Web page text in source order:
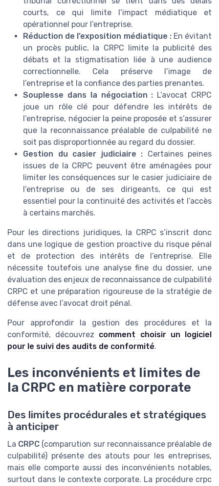
courts, ce qui limite l’impact médiatique et
opérationnel pour l’entreprise.
Réduction de l’exposition médiatique :En évitant
un procès public, la CRPC limite la publicité des
débats et la stigmatisation liée à une audience
correctionnelle. Cela préserve l’image de
l’entreprise et la confiance des parties prenantes.
Souplesse dans la négociation : L’avocat CRPC
joue un rôle clé pour défendre les intérêts de
l’entreprise, négocier la peine proposée et s’assurer
que la reconnaissance préalable de culpabilité ne
soit pas disproportionnée au regard du dossier.
Gestion du casier judiciaire : Certaines peines
issues de la CRPC peuvent être aménagées pour
limiter les conséquences sur le casier judiciaire de
l’entreprise ou de ses dirigeants, ce qui est
essentiel pour la continuité des activités et l’accès
à certains marchés.
Pour les directions juridiques, la CRPC s’inscrit donc
dans une logique de gestion proactive du risque pénal
et de protection des intérêts de l’entreprise. Elle
nécessite toutefois une analyse fine du dossier, une
évaluation des enjeux de reconnaissance de culpabilité
CRPC et une préparation rigoureuse de la stratégie de
défense avec l’avocat droit pénal.
Pour approfondir la gestion des procédures et la
conformité, découvrez comment choisir un logiciel
pour le suivi des audits de conformité.
Les inconvénients et limites de
la CRPC en matière corporate
Des limites procédurales et stratégiques
à anticiper
La CRPC (comparution sur reconnaissance préalable de
culpabilité) présente des atouts pour les entreprises,
mais elle comporte aussi des inconvénients notables,
surtout dans le contexte corporate. La procédure crpc